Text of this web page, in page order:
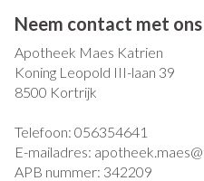
Neem contact met
Apotheek Maes Katrien
Koning Leopold III-laan 39
8500 Kortrijk
Telefoon: 056354641
E-mailadres: apotheek.maes@
APB nummer: 342209